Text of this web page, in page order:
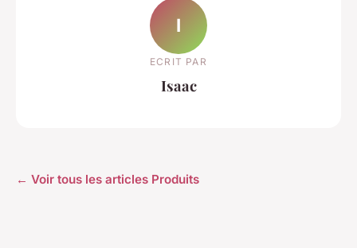
I
ECRIT PAR
Isaac
← Voir tous les articles Produits